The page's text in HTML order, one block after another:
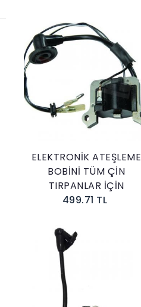
Sepete Ekle
ELEKTRONİK ATEŞLEME
BOBİNİ TÜM ÇİN
TIRPANLAR İÇİN
499.71 TL